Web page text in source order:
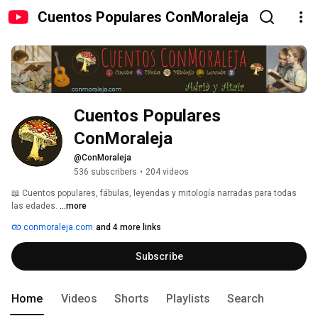
Cuentos Populares ConMoraleja
Cuentos Populares
ConMoraleja
@ConMoraleja
536 subscribers • 204 videos
📖 Cuentos populares, fábulas, leyendas y mitología narradas para todas
las edades. ...more
conmoraleja.com and 4 more links
Subscribe
Home Videos Shorts Playlists Search